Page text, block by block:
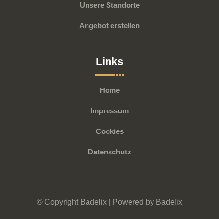
Unsere Standorte
Angebot erstellen
Links
Home
Impressum
Cookies
Datenschutz
© Copyright Badelix | Powered by Badelix